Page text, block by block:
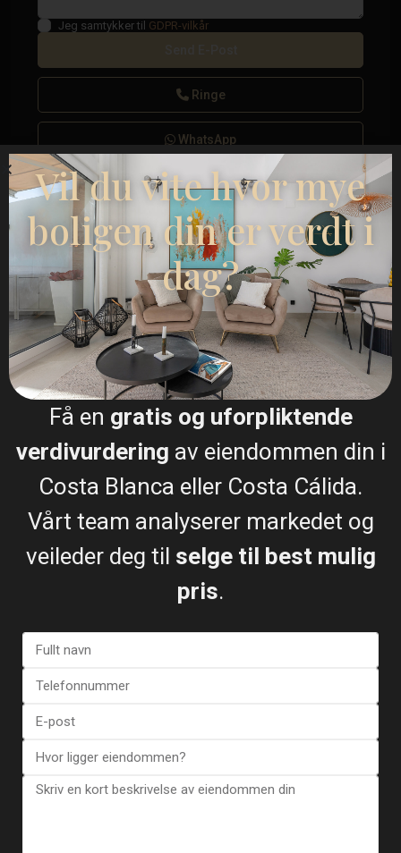
Jeg samtykker til GDPR-vilkår
Ringe
WhatsApp
Plantegninger
Vil du vite hvor mye
boligen din er verdt i
dag?
Få en gratis og uforpliktende
verdivurdering av eiendommen din i
Costa Blanca eller Costa Cálida.
Vårt team analyserer markedet og
veileder deg til selge til best mulig
pris.